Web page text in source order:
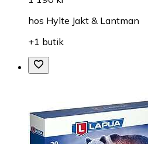
hos Hylte Jakt & Lantman
+1 butik